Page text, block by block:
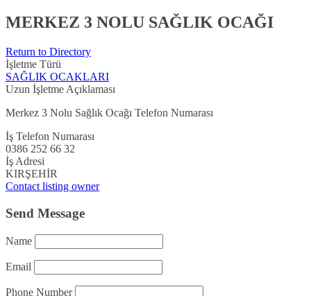
MERKEZ 3 NOLU SAĞLIK OCAĞI
Return to Directory
İşletme Türü
SAĞLIK OCAKLARI
Uzun İşletme Açıklaması
Merkez 3 Nolu Sağlık Ocağı Telefon Numarası
İş Telefon Numarası
0386 252 66 32
İş Adresi
KIRŞEHİR
Contact listing owner
Send Message
Name
Email
Phone Number